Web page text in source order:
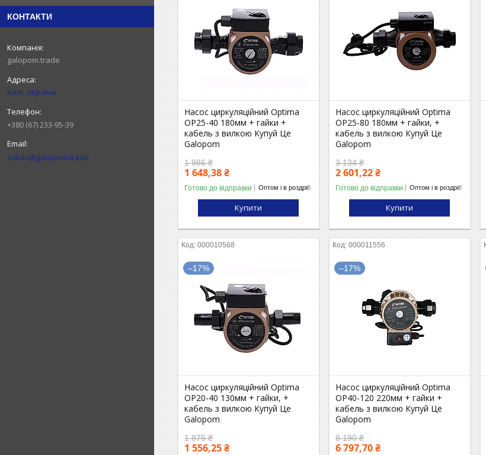
КОНТАКТИ
galopom.trade
Київ, Україна
+380 (67) 233-95-39
zakaz@galopom.trade
Насос циркуляційний Optima
OP25-40 180мм + гайки +
кабель з вилкою Купуй Це
Galopom
1 986 ₴
1 648,38 ₴
Готово до відправки Оптом і в роздріб
Купити
Насос циркуляційний Optima
OP25-80 180мм + гайки, +
кабель з вилкою Купуй Це
Galopom
3 134 ₴
2 601,22 ₴
Готово до відправки Оптом і в роздріб
Купити
000010568
–17%
Насос циркуляційний Optima
OP20-40 130мм + гайки, +
кабель з вилкою Купуй Це
Galopom
1 875 ₴
1 556,25 ₴
000011556
–17%
Насос циркуляційний Optima
OP40-120 220мм + гайки +
кабель з вилкою Купуй Це
Galopom
8 190 ₴
6 797,70 ₴